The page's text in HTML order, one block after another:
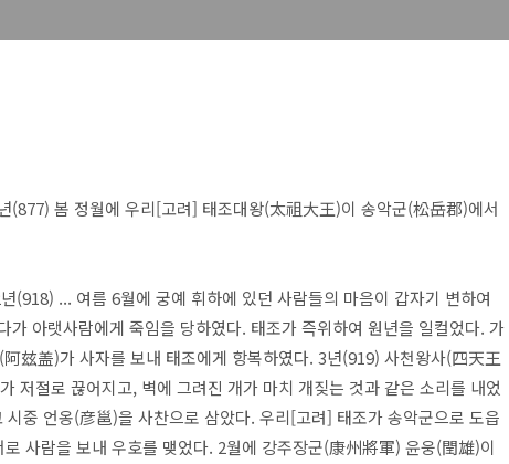
(877) 봄 정월에 우리[고려] 태조대왕(太祖大王)이 송악군(松岳郡)에서
(918) ... 여름 6월에 궁예 휘하에 있던 사람들의 마음이 갑자기 변하여
아랫사람에게 죽임을 당하였다. 태조가 즉위하여 원년을 일컬었다. 가
玆盖)가 사자를 보내 태조에게 항복하였다. 3년(919) 사천왕사(四天王
저절로 끊어지고, 벽에 그려진 개가 마치 개짖는 것과 같은 소리를 내었
중 언옹(彦邕)을 사찬으로 삼았다. 우리[고려] 태조가 송악군으로 도읍
사람을 보내 우호를 맺었다. 2월에 강주장군(康州將軍) 윤웅(閏雄)이